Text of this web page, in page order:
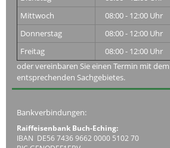
Mittwoch
08:00 - 12:00 Uhr
Donnerstag
08:00 - 12:00 Uhr
Freitag
08:00 - 12:00 Uhr
oder vereinbaren Sie einen Termin mit
entsprechenden Sachgebietes.
Bankverbindungen:
Raiffeisenbank Buch-Eching:
IBAN DE56 7436 9662 0000 5102 70